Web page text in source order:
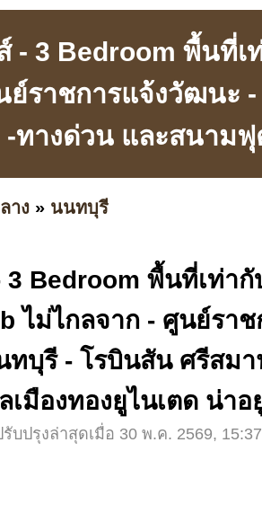
- 3 Bedroom พื้นที่เ
ย์ราชการแจ้งวัฒนะ
-ทางด่วน และสนามฟุ
าง » นนทบุรี
3 Bedroom พื้นที่เท่ากั
ไม่ไกลจาก - ศูนย์รา
ทบุรี - โรบินสัน ศรีสม
มืองทองยูไนเตด น่าอ
บปรุงล่าสุดเมื่อ 30 พ.ค. 2569,